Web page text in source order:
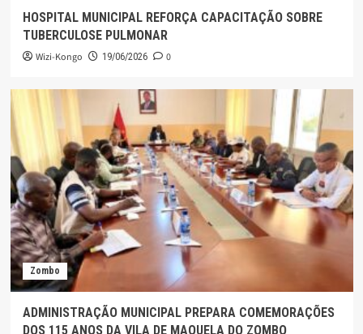
HOSPITAL MUNICIPAL REFORÇA CAPACITAÇÃO SOBRE
TUBERCULOSE PULMONAR
Wizi-Kongo 19/06/2026 0
Zombo
ADMINISTRAÇÃO MUNICIPAL PREPARA COMEMORAÇÕES
DOS 115 ANOS DA VILA DE MAQUELA DO ZOMBO